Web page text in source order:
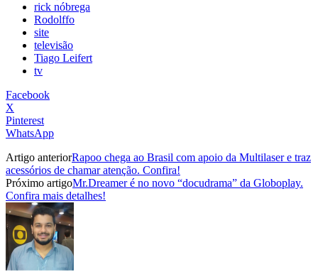
rick nóbrega
Rodolffo
site
televisão
Tiago Leifert
tv
Facebook
X
Pinterest
WhatsApp
Artigo anteriorRapoo chega ao Brasil com apoio da Multilaser e traz
acessórios de chamar atenção. Confira!
Próximo artigoMr.Dreamer é no novo “docudrama” da Globoplay.
Confira mais detalhes!